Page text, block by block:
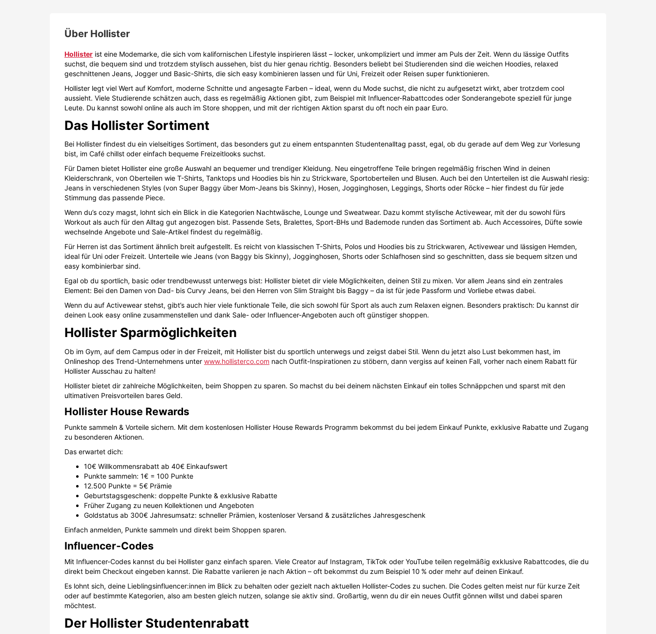
Über Hollister
Hollister ist eine Modemarke, die sich vom kalifornischen Lifestyle inspirieren lässt – locker, unkompliziert und immer am Puls der Zeit. Wenn du lässige Outfits
suchst, die bequem sind und trotzdem stylisch aussehen, bist du hier genau richtig. Besonders beliebt bei Studierenden sind die weichen Hoodies, relaxed
geschnittenen Jeans, Jogger und Basic-Shirts, die sich easy kombinieren lassen und für Uni, Freizeit oder Reisen super funktionieren.
Hollister legt viel Wert auf Komfort, moderne Schnitte und angesagte Farben – ideal, wenn du Mode suchst, die nicht zu aufgesetzt wirkt, aber trotzdem cool
aussieht. Viele Studierende schätzen auch, dass es regelmäßig Aktionen gibt, zum Beispiel mit Influencer-Rabattcodes oder Sonderangebote speziell für junge
Leute. Du kannst sowohl online als auch im Store shoppen, und mit der richtigen Aktion sparst du oft noch ein paar Euro.
Das Hollister Sortiment
Bei Hollister findest du ein vielseitiges Sortiment, das besonders gut zu einem entspannten Studentenalltag passt, egal, ob du gerade auf dem Weg zur Vorlesung
bist, im Café chillst oder einfach bequeme Freizeitlooks suchst.
Für Damen bietet Hollister eine große Auswahl an bequemer und trendiger Kleidung. Neu eingetroffene Teile bringen regelmäßig frischen Wind in deinen
Kleiderschrank, von Oberteilen wie T-Shirts, Tanktops und Hoodies bis hin zu Strickware, Sportoberteilen und Blusen. Auch bei den Unterteilen ist die Auswahl riesig:
Jeans in verschiedenen Styles (von Super Baggy über Mom-Jeans bis Skinny), Hosen, Jogginghosen, Leggings, Shorts oder Röcke – hier findest du für jede
Stimmung das passende Piece.
Wenn du’s cozy magst, lohnt sich ein Blick in die Kategorien Nachtwäsche, Lounge und Sweatwear. Dazu kommt stylische Activewear, mit der du sowohl fürs
Workout als auch für den Alltag gut angezogen bist. Passende Sets, Bralettes, Sport-BHs und Bademode runden das Sortiment ab. Auch Accessoires, Düfte sowie
wechselnde Angebote und Sale-Artikel findest du regelmäßig.
Für Herren ist das Sortiment ähnlich breit aufgestellt. Es reicht von klassischen T-Shirts, Polos und Hoodies bis zu Strickwaren, Activewear und lässigen Hemden,
ideal für Uni oder Freizeit. Unterteile wie Jeans (von Baggy bis Skinny), Jogginghosen, Shorts oder Schlafhosen sind so geschnitten, dass sie bequem sitzen und
easy kombinierbar sind.
Egal ob du sportlich, basic oder trendbewusst unterwegs bist: Hollister bietet dir viele Möglichkeiten, deinen Stil zu mixen. Vor allem Jeans sind ein zentrales
Element: Bei den Damen von Dad- bis Curvy Jeans, bei den Herren von Slim Straight bis Baggy – da ist für jede Passform und Vorliebe etwas dabei.
Wenn du auf Activewear stehst, gibt’s auch hier viele funktionale Teile, die sich sowohl für Sport als auch zum Relaxen eignen. Besonders praktisch: Du kannst dir
deinen Look easy online zusammenstellen und dank Sale- oder Influencer-Angeboten auch oft günstiger shoppen.
Hollister Sparmöglichkeiten
Ob im Gym, auf dem Campus oder in der Freizeit, mit Hollister bist du sportlich unterwegs und zeigst dabei Stil. Wenn du jetzt also Lust bekommen hast, im
Onlineshop des Trend-Unternehmens unter www.hollisterco.com nach Outfit-Inspirationen zu stöbern, dann vergiss auf keinen Fall, vorher nach einem Rabatt für
Hollister Ausschau zu halten!
Hollister bietet dir zahlreiche Möglichkeiten, beim Shoppen zu sparen. So machst du bei deinem nächsten Einkauf ein tolles Schnäppchen und sparst mit den
ultimativen Preisvorteilen bares Geld.
Hollister House Rewards
Punkte sammeln & Vorteile sichern. Mit dem kostenlosen Hollister House Rewards Programm bekommst du bei jedem Einkauf Punkte, exklusive Rabatte und Zugang
zu besonderen Aktionen.
Das erwartet dich:
10€ Willkommensrabatt ab 40€ Einkaufswert
Punkte sammeln: 1€ = 100 Punkte
12.500 Punkte = 5€ Prämie
Geburtstagsgeschenk: doppelte Punkte & exklusive Rabatte
Früher Zugang zu neuen Kollektionen und Angeboten
Goldstatus ab 300€ Jahresumsatz: schneller Prämien, kostenloser Versand & zusätzliches Jahresgeschenk
Einfach anmelden, Punkte sammeln und direkt beim Shoppen sparen.
Influencer-Codes
Mit Influencer-Codes kannst du bei Hollister ganz einfach sparen. Viele Creator auf Instagram, TikTok oder YouTube teilen regelmäßig exklusive Rabattcodes, die du
direkt beim Checkout eingeben kannst. Die Rabatte variieren je nach Aktion – oft bekommst du zum Beispiel 10 % oder mehr auf deinen Einkauf.
Es lohnt sich, deine Lieblingsinfluencer:innen im Blick zu behalten oder gezielt nach aktuellen Hollister-Codes zu suchen. Die Codes gelten meist nur für kurze Zeit
oder auf bestimmte Kategorien, also am besten gleich nutzen, solange sie aktiv sind. Großartig, wenn du dir ein neues Outfit gönnen willst und dabei sparen
möchtest.
Der Hollister Studentenrabatt